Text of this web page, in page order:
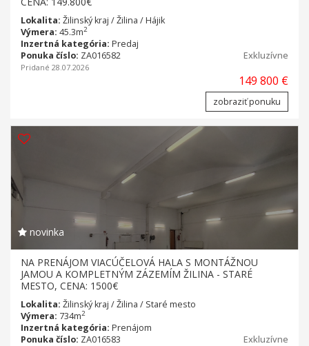
Lokalita: Žilinský kraj / Žilina / Hájik
Výmera: 45.3m2
Inzertná kategória: Predaj
Ponuka číslo: ZA016582 Exkluzívne
Pridané 28.07.2026
149 800 €
zobraziť ponuku
novinka
NA PRENÁJOM VIACÚČELOVÁ HALA S MONTÁŽNOU
JAMOU A KOMPLETNÝM ZÁZEMÍM ŽILINA - STARÉ
MESTO, CENA: 1500€
Lokalita: Žilinský kraj / Žilina / Staré mesto
Výmera: 734m2
Inzertná kategória: Prenájom
Ponuka číslo: ZA016583 Exkluzívne